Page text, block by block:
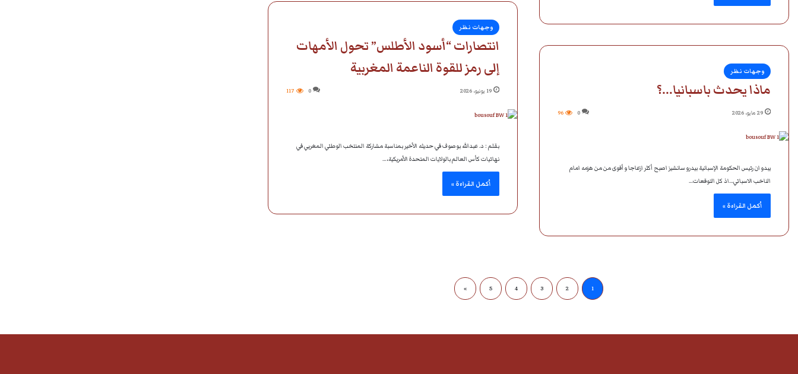
وجهات نظر
انتصارات “أسود الأطلس” تحول الأمهات
إلى رمز للقوة الناعمة المغربية
19 يونيو، 2026 0
117
بقلم : د. عبدالله بوصوف في حديثه الأخير بمناسبة مشاركة المنتخب الوطني المغربي في
نهائيات كأس العالم بالولايات المتحدة الأمريكية،…
أكمل القراءة »
وجهات نظر
ماذا يحدث باسبانيا…؟
29 مايو، 2026 0
96
يبدو ان رئيس الحكومة الإسبانية بيدرو سانشيز اصبح أكثر ازعاجا و أقوى من من هزمه امام
الناخب الاسباني…اذ كل التوقعات…
أكمل القراءة »
1
2
3
4
5
»